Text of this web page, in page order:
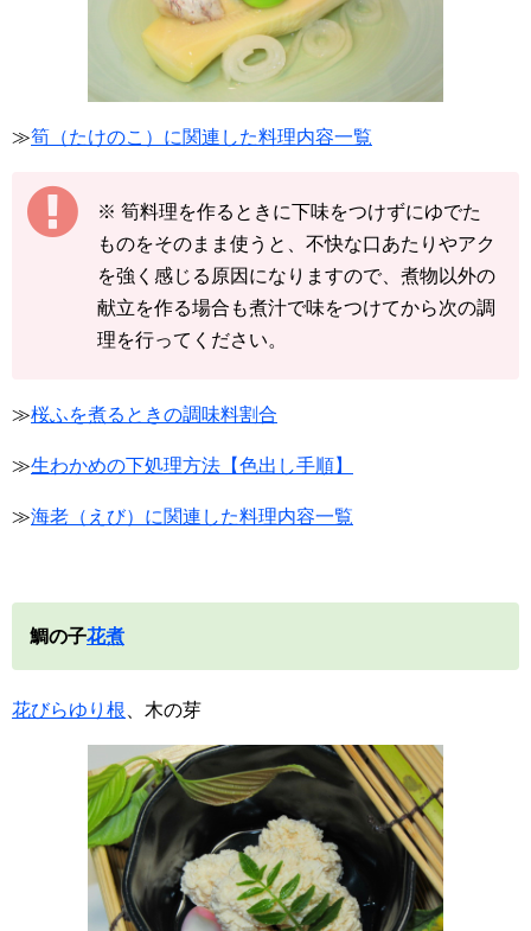
≫筍（たけのこ）に関連した料理内容一覧
※ 筍料理を作るときに下味をつけずにゆでた
ものをそのまま使うと、不快な口あたりやアク
を強く感じる原因になりますので、煮物以外の
献立を作る場合も煮汁で味をつけてから次の調
理を行ってください。
≫桜ふを煮るときの調味料割合
≫生わかめの下処理方法【色出し手順】
≫海老（えび）に関連した料理内容一覧
鯛の子花煮
花びらゆり根 、木の芽